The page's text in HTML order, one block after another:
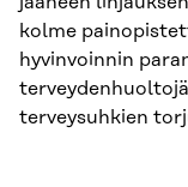
kolme
hyvinvoinnin
terveysuhkien